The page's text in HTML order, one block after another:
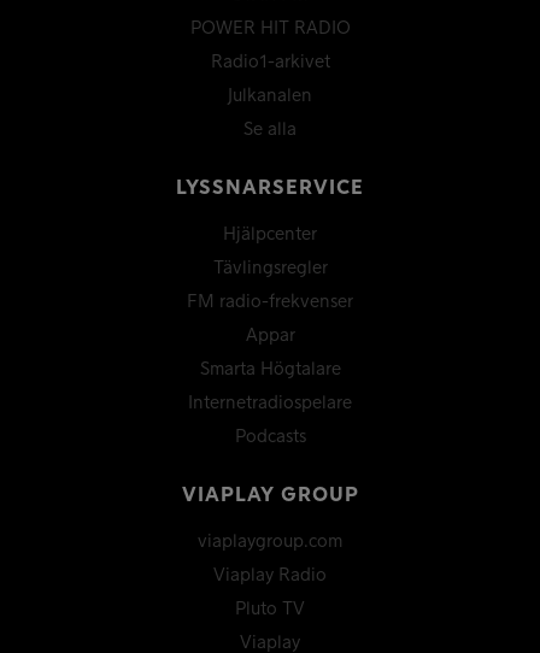
POWER HIT RADIO
Radio1-arkivet
Julkanalen
Se alla
LYSSNARSERVICE
Hjälpcenter
Tävlingsregler
FM radio-frekvenser
Appar
Smarta Högtalare
Internetradiospelare
Podcasts
VIAPLAY GROUP
viaplaygroup.com
Viaplay Radio
Pluto TV
Viaplay